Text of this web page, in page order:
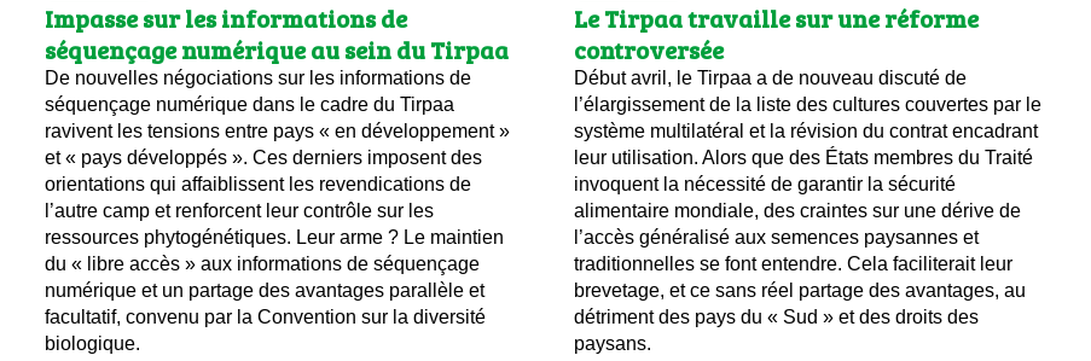
Impasse sur les informations de
séquençage numérique au sein du Tirpaa
De nouvelles négociations sur les informations de
séquençage numérique dans le cadre du Tirpaa
ravivent les tensions entre pays « en développement »
et « pays développés ». Ces derniers imposent des
orientations qui affaiblissent les revendications de
l’autre camp et renforcent leur contrôle sur les
ressources phytogénétiques. Leur arme ? Le maintien
du « libre accès » aux informations de séquençage
numérique et un partage des avantages parallèle et
facultatif, convenu par la Convention sur la diversité
biologique.
Le Tirpaa travaille sur une réforme
controversée
Début avril, le Tirpaa a de nouveau discuté de
l’élargissement de la liste des cultures couvertes par le
système multilatéral et la révision du contrat encadrant
leur utilisation. Alors que des États membres du Traité
invoquent la nécessité de garantir la sécurité
alimentaire mondiale, des craintes sur une dérive de
l’accès généralisé aux semences paysannes et
traditionnelles se font entendre. Cela faciliterait leur
brevetage, et ce sans réel partage des avantages, au
détriment des pays du « Sud » et des droits des
paysans.